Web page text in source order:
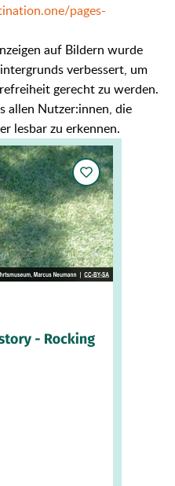
pages-
auf Bildern wurde
verbessert, um
gerecht zu werden.
allen Nutzer:innen, die
lesbar zu erkennen.